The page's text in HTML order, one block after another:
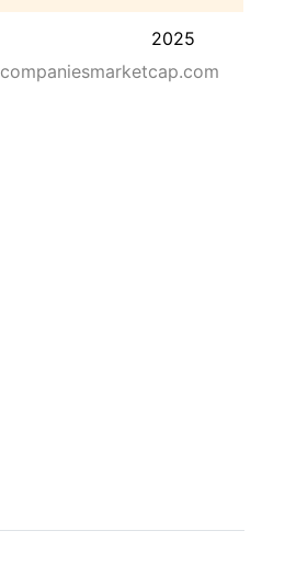
2025
companiesmarketcap.com